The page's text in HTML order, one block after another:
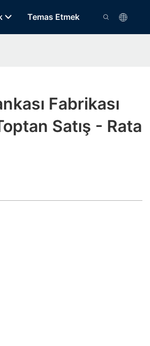
Temas Etmek
Fabrikası
Satış - Rata